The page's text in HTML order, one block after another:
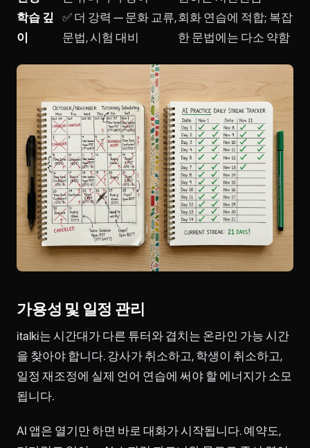
학습 깊
이
✅ 더 강력 — 문화 교류,
문법, 시험 대비
회화 연습에 적합; 복잡
한 문법에는 다소 약함
가용성 및 일정 관리
italki는 시간대가 다른 튜터와 겹치는 온라인 가능 시간
을 찾아야 합니다. 강사가 취소하고, 학생이 취소하고,
일정 재조정에 실제 언어 연습에 써야 할 에너지가 소모
됩니다.
AI 앱은 열기만 하면 바로 대화가 시작됩니다. 예약도,